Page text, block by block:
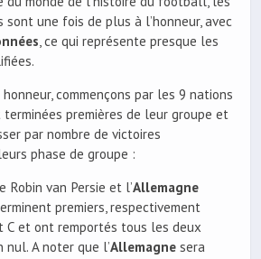
sont une fois de plus à l’honneur, avec
, ce qui représente presque les
commençons par les 9 nations
premières de leur groupe et
par nombre de victoires
phase de groupe :
Robin van Persie et l’Allemagne
premiers, respectivement
C et ont remportés tous les deux
A noter que l’Allemagnesera